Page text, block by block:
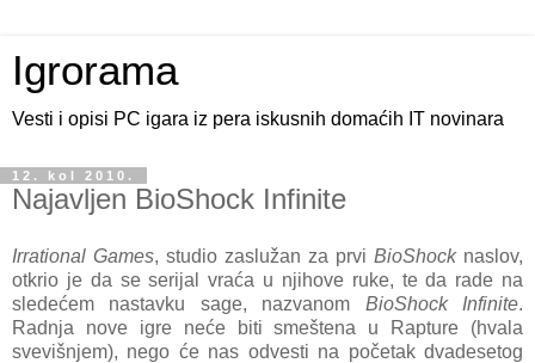
Igrorama
Vesti i opisi PC igara iz pera iskusnih domaćih IT novinara
12. kol 2010.
Najavljen BioShock Infinite
Irrational Games, studio zaslužan za prvi BioShocknaslov,
otkrio je da se serijal vraća u njihove ruke, te da rade na
sledećem nastavku sage, nazvanom BioShock Infinite.
Radnja nove igre neće biti smeštena u Rapture (hvala
svevišnjem), nego će nas odvesti na početak dvadesetog